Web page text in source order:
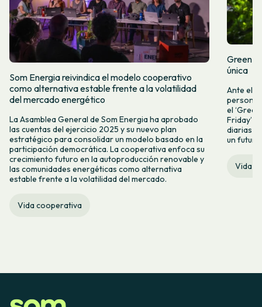
Som Energia reivindica el modelo cooperativo
como alternativa estable frente a la volatilidad
del mercado energético
La Asamblea General de Som Energia ha aprobado
las cuentas del ejercicio 2025 y su nuevo plan
estratégico para consolidar un modelo basado en la
participación democrática. La cooperativa enfoca su
crecimiento futuro en la autoproducción renovable y
las comunidades energéticas como alternativa
estable frente a la volatilidad del mercado.
Vida cooperativa
Green
única
Ante el
el
Friday’
diarias y
un
Vida